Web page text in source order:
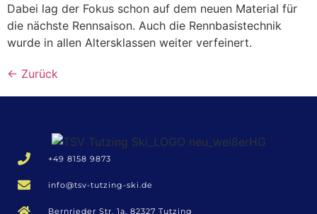
Dabei lag der Fokus schon auf dem neuen Material für
die nächste Rennsaison. Auch die Rennbasistechnik
wurde in allen Altersklassen weiter verfeinert.
← Zurück
+49 8158 9873
info@tsv-tutzing-ski.de
Bernrieder Str. 1a, 82327 Tutzing